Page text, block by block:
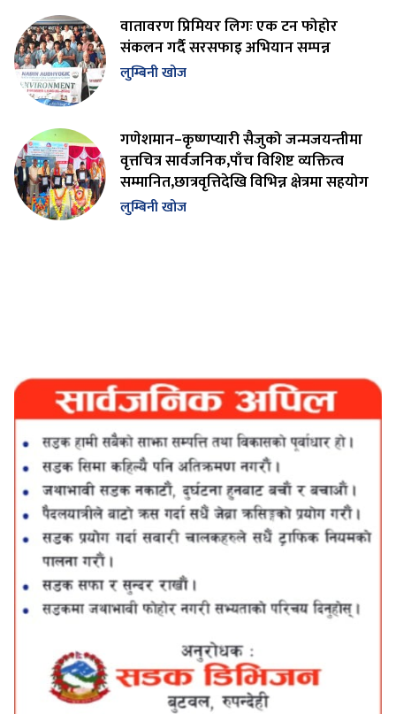
वातावरण प्रिमियर लिगः एक टन फोहोर
संकलन गर्दै सरसफाइ अभियान सम्पन्न
लुम्बिनी खोज
गणेशमान–कृष्णप्यारी सैजुको जन्मजयन्तीमा
वृत्तचित्र सार्वजनिक,पाँच विशिष्ट व्यक्तित्व
सम्मानित,छात्रवृत्तिदेखि विभिन्न क्षेत्रमा सहयोग
लुम्बिनी खोज